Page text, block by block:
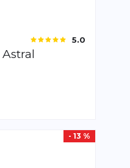
5.0
Astral
- 13 %